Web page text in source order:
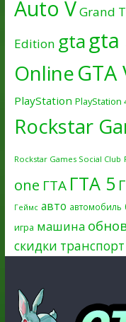
Auto VGrand
Edition gtagta
OnlineGTA
PlayStation PlayStation
Rockstar
Rockstar Games Social Club
one ГТА ГТА 5
Геймс авто автомобиль
игра машина
скидки транспорт